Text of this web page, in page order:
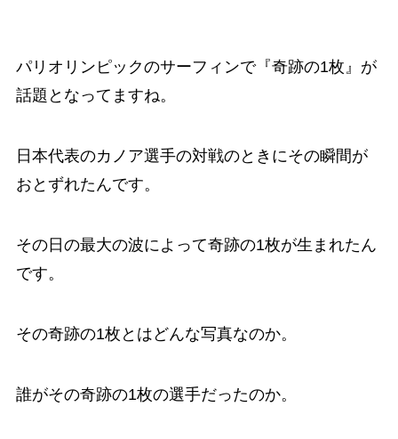
パリオリンピックのサーフィンで『奇跡の1枚』が
話題となってますね。
日本代表のカノア選手の対戦のときにその瞬間が
おとずれたんです。
その日の最大の波によって奇跡の1枚が生まれたん
です。
その奇跡の1枚とはどんな写真なのか。
誰がその奇跡の1枚の選手だったのか。